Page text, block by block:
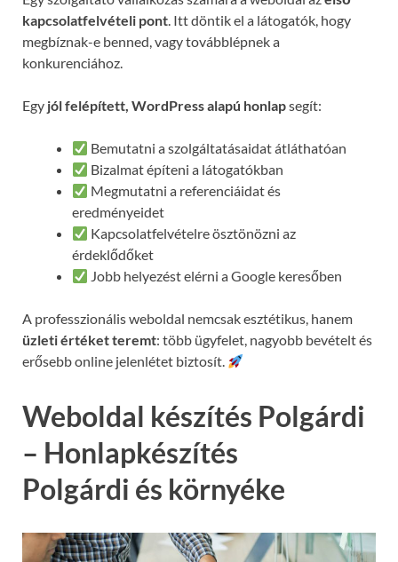
kapcsolatfelvételi pont. Itt döntik el a látogatók, hogy
megbíznak-e benned, vagy továbblépnek a
konkurenciához.
Egy jól felépített, WordPress alapú honlapsegít:
Bemutatni a szolgáltatásaidat átláthatóan
Bizalmat építeni a látogatókban
Megmutatni a referenciáidat és
eredményeidet
Kapcsolatfelvételre ösztönözni az
érdeklődőket
Jobb helyezést elérni a Google keresőben
A professzionális weboldal nemcsak esztétikus, hanem
üzleti értéket teremt: több ügyfelet, nagyobb bevételt és
erősebb online jelenlétet biztosít.
Weboldal készítés Polgárdi
– Honlapkészítés
Polgárdi és környéke